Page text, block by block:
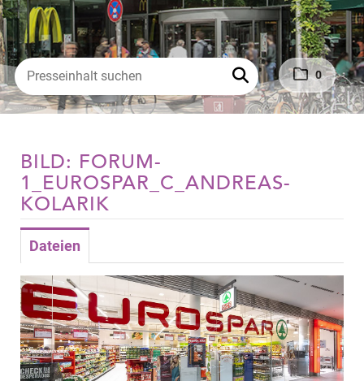
0
PRESSEKONTAKT
BILD: FORUM-
1_EUROSPAR_C_ANDREAS-
KOLARIK
Dateien